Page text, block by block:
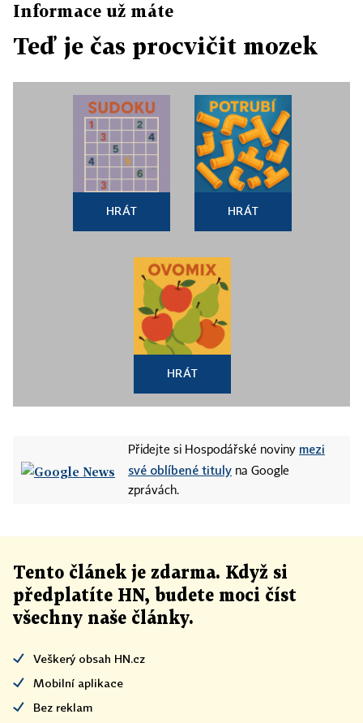
Informace už máte
Teď je čas procvičit mozek
HRÁT HRÁT
HRÁT
Přidejte si Hospodářské noviny mezi
své oblíbené tituly na Google
zprávách.
Tento článek je zdarma. Když si
předplatíte HN, budete moci číst
všechny naše články.
Veškerý obsah HN.cz
Mobilní aplikace
Bez reklam